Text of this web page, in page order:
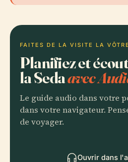
FAITES DE LA VISITE LA VÔTRE
Planifiez et
la Sedaavec
Le guide audio dans votre
dans votre navigateur.
de voyager.
Ouvrir dans